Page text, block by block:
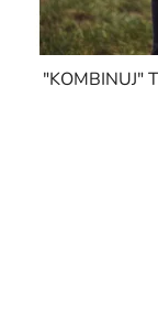
"KOMBINUJ"